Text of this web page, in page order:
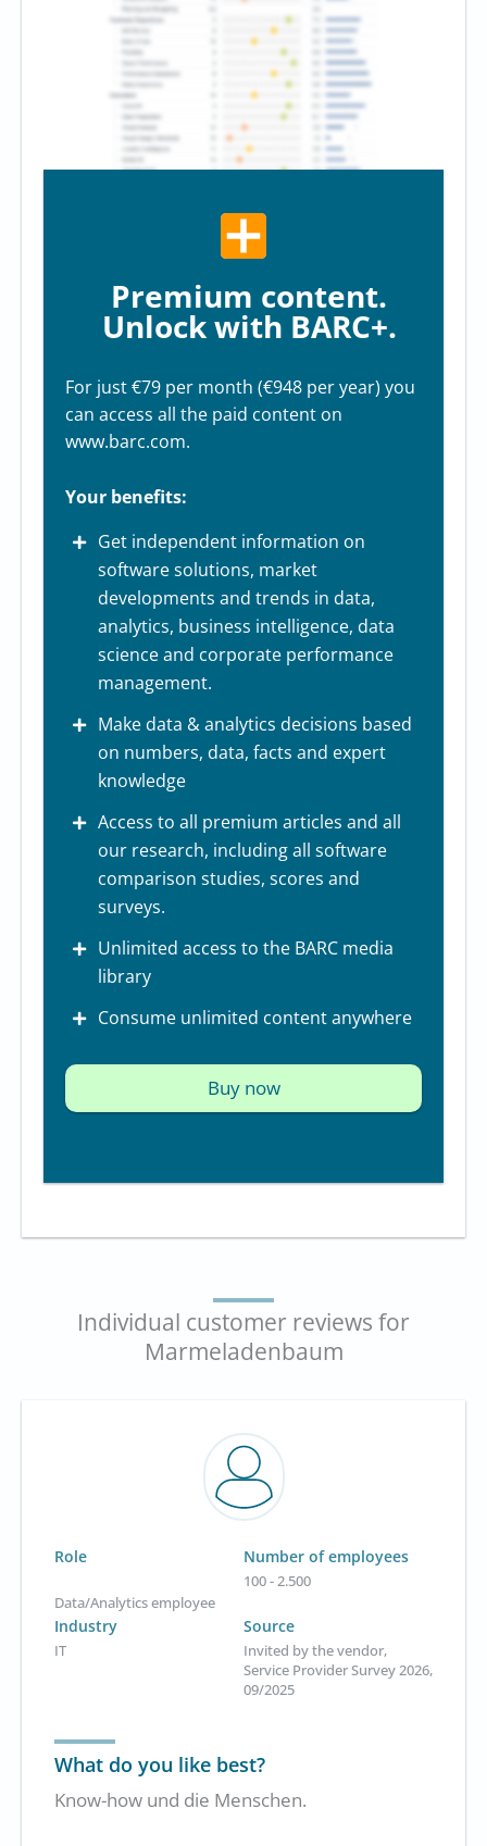
Premium content.
Unlock with BARC+.
For just €79 per month (€948 per year) you
can access all the paid content on
www.barc.com.
Your benefits:
Get independent information on
software solutions, market
developments and trends in data,
analytics, business intelligence, data
science and corporate performance
management.
Make data & analytics decisions based
on numbers, data, facts and expert
knowledge
Access to all premium articles and all
our research, including all software
comparison studies, scores and
surveys.
Unlimited access to the BARC media
library
Consume unlimited content anywhere
Buy now
Individual customer reviews for
Marmeladenbaum
Role
Data/Analytics employee
Number of employees
100 - 2.500
Industry
IT
Source
Invited by the vendor,
Service Provider Survey 2026,
09/2025
What do you like best?
Know-how und die Menschen.